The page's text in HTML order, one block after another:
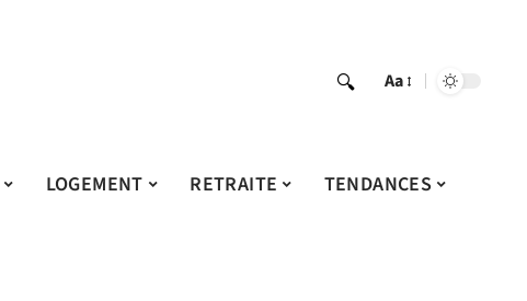
Aa
LOGEMENT RETRAITE TENDANCES